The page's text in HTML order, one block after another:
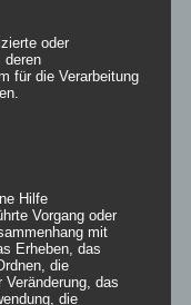
oder
deren
für die Verarbeitung
Hilfe
Vorgang oder
mit
Erheben, das
die
das
die